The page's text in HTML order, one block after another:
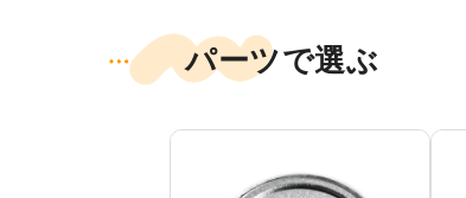
パーツで選ぶ